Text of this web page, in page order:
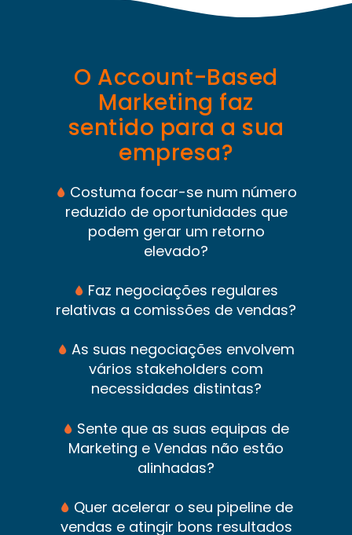
O Account-Based
Marketing faz
sentido para a sua
empresa?
Costuma focar-se num número
reduzido de oportunidades que
podem gerar um retorno
elevado?
Faz negociações regulares
relativas a comissões de vendas?
As suas negociações envolvem
vários stakeholders com
necessidades distintas?
Sente que as suas equipas de
Marketing e Vendas não estão
alinhadas?
Quer acelerar o seu pipeline de
vendas e atingir bons resultados